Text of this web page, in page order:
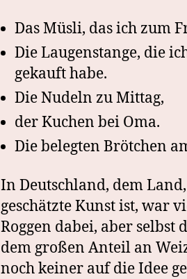
Das Müsli, das ich zum
Die Laugenstange, die
gekauft habe.
Die Nudeln zu Mittag,
der Kuchen bei Oma.
Die belegten Brötchen
In Deutschland, dem
geschätzte Kunst ist, war
Roggen dabei, aber selbst
dem großen Anteil an
noch keiner auf die Idee